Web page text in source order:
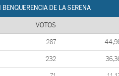
DE LA SERENA
VOTOS
287
232